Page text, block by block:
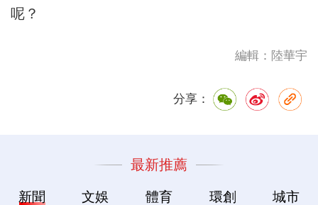
呢？
編輯：陸華宇
分享：
最新推薦
新聞 文娛 體育 環創 城市